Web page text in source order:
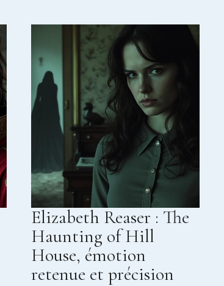
Elizabeth Reaser : The
Haunting of Hill
House, émotion
retenue et précision